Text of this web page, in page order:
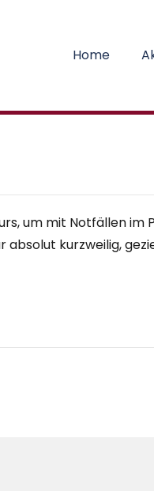
Home
um mit Notfällen im
absolut kurzweilig,